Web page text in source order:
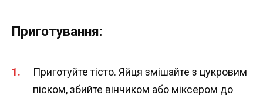
Приготування:
Приготуйте тісто. Яйця змішайте з цукровим
піском, збийте вінчиком або міксером до